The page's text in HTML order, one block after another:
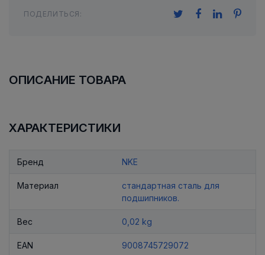
ПОДЕЛИТЬСЯ:
ОПИСАНИЕ ТОВАРА
ХАРАКТЕРИСТИКИ
Бренд NKE
Материал
стандартная сталь для
подшипников.
Вес 0,02 kg
EAN 9008745729072